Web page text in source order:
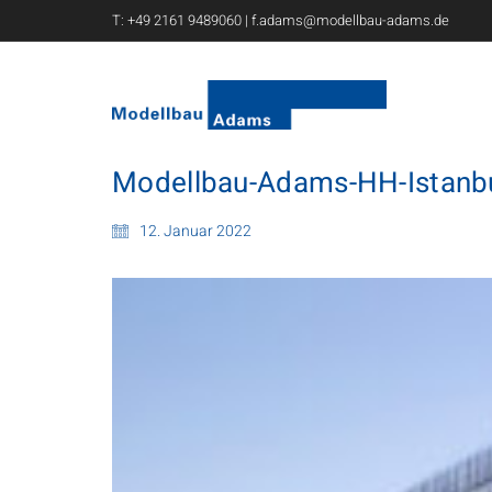
T: +49 2161 9489060 | f.adams@modellbau-adams.de
Modellbau-Adams-HH-
12. Januar 2022